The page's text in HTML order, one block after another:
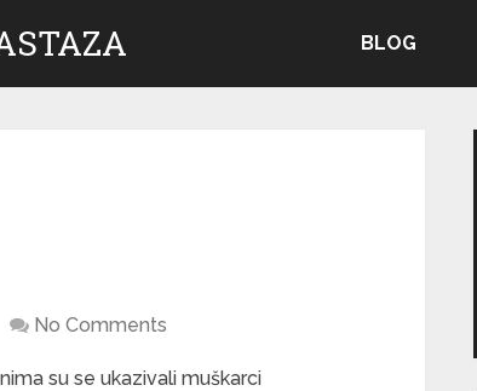
BLOG
No Comments
su se ukazivali muškarci